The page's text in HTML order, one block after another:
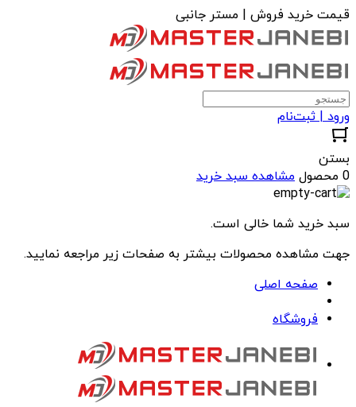
قیمت خرید فروش | مستر جانبی
ورود | ثبت‌نام
بستن
0 محصول
مشاهده سبد خرید
سبد خرید شما خالی است.
جهت مشاهده محصولات بیشتر به صفحات زیر مراجعه نمایید.
صفحه اصلی
فروشگاه